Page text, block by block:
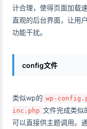
计合理，使得页面加载
直观的后台界面，让用
功能干扰。
config文件
类似wp的 wp-
inc.php 文件完成类似
可以直接供主题调用。